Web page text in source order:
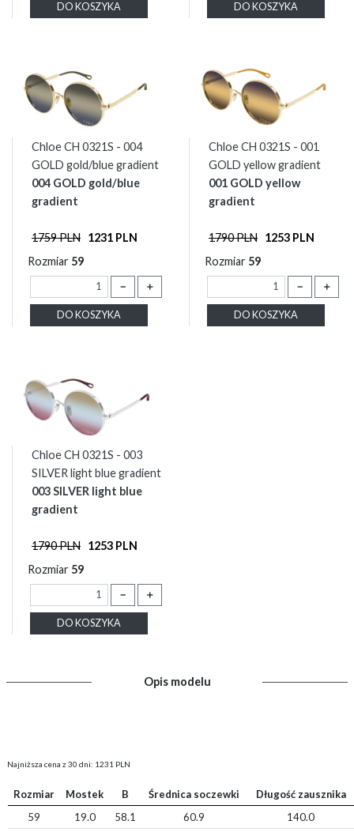
DO KOSZYKA DO KOSZYKA
Chloe CH 0321S - 004
GOLD gold/blue gradient
004 GOLD gold/blue
gradient
1759 PLN 1231 PLN
Rozmiar 59
－ ＋
DO KOSZYKA
Chloe CH 0321S - 001
GOLD yellow gradient
001 GOLD yellow
gradient
1790 PLN 1253 PLN
Rozmiar 59
－ ＋
DO KOSZYKA
Chloe CH 0321S - 003
SILVER light blue gradient
003 SILVER light blue
gradient
1790 PLN 1253 PLN
Rozmiar 59
－ ＋
DO KOSZYKA
Opis modelu
Najniższa cena z 30 dni: 1231 PLN
Rozmiar Mostek B Średnica soczewki
Długość zausznika
59
19.0 58.1 60.9 140.0